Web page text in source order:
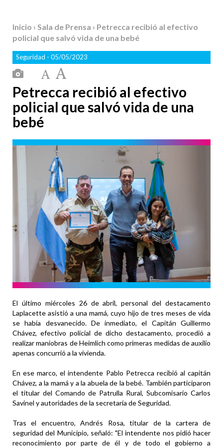
Inicio › Sala de Prensa › Petrecca recibió al efectivo
policial que salvó vida de una bebé
Seguridad - 05/05/2023
Petrecca recibió al efectivo
policial que salvó vida de una
bebé
El último miércoles 26 de abril, personal del destacamento
Laplacette asistió a una mamá, cuyo hijo de tres meses de vida
se había desvanecido. De inmediato, el Capitán Guillermo
Chávez, efectivo policial de dicho destacamento, procedió a
realizar maniobras de Heimlich como primeras medidas de auxilio
apenas concurrió a la vivienda.
En ese marco, el intendente Pablo Petrecca recibió al capitán
Chávez, a la mamá y a la abuela de la bebé. También participaron
el titular del Comando de Patrulla Rural, Subcomisario Carlos
Savinel y autoridades de la secretaría de Seguridad.
Tras el encuentro, Andrés Rosa, titular de la cartera de
seguridad del Municipio, señaló: "El intendente nos pidió hacer
reconocimiento por parte de él y de todo el gobierno a